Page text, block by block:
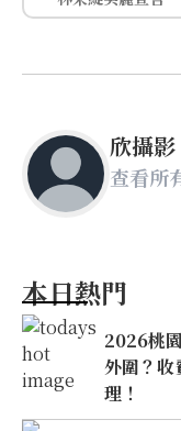
欣攝影
查看所
本日熱門
2026桃
外圍？收
理！